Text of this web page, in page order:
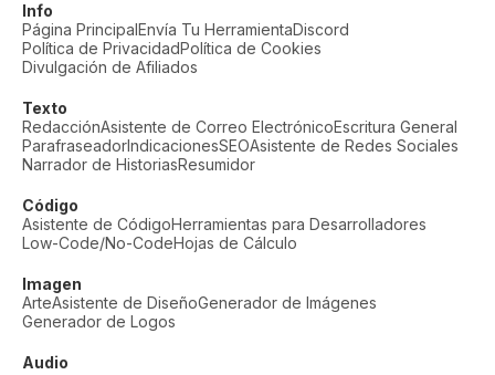
Info
Página PrincipalEnvía Tu HerramientaDiscord
Política de PrivacidadPolítica de Cookies
Divulgación de Afiliados
Texto
RedacciónAsistente de Correo ElectrónicoEscritura General
ParafraseadorIndicacionesSEOAsistente de Redes Sociales
Narrador de HistoriasResumidor
Código
Asistente de CódigoHerramientas para Desarrolladores
Low-Code/No-CodeHojas de Cálculo
Imagen
ArteAsistente de DiseñoGenerador de Imágenes
Generador de Logos
Audio